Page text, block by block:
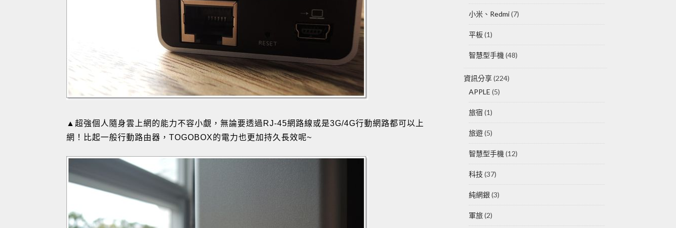
▲超強個人隨身雲上網的能力不容小覷，無論要透過RJ-45網路線或是3G/4G行動網路都可以上
網！比起一般行動路由器，TOGOBOX的電力也更加持久長效呢~
小米、Redmi(7)
平板(1)
智慧型手機 (48)
資訊分享(224)
APPLE (5)
旅宿 (1)
旅遊(5)
智慧型手機 (12)
科技 (37)
純網銀 (3)
軍旅(2)